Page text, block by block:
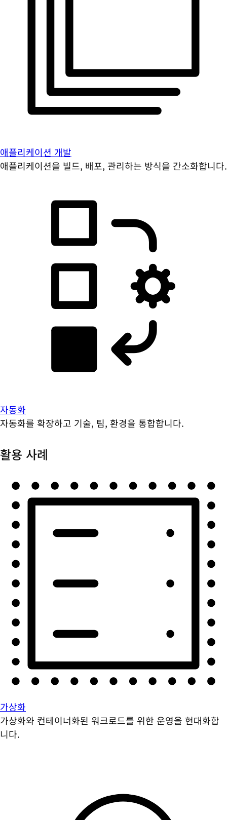
애플리케이션 개발
애플리케이션을 빌드, 배포, 관리하는 방식을 간소화합니다.
자동화
자동화를 확장하고 기술, 팀, 환경을 통합합니다.
활용 사례
가상화
가상화와 컨테이너화된 워크로드를 위한 운영을 현대화합
니다.